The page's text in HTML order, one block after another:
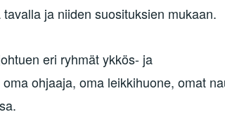
ja niiden suosituksien mukaan.
eri ryhmät ykkös- ja
ohjaaja, oma leikkihuone, omat